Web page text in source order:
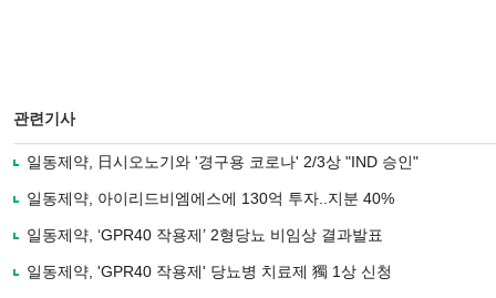
관련기사
일동제약, 日시오노기와 '경구용 코로나' 2/3상 "IND 승인"
일동제약, 아이리드비엠에스에 130억 투자..지분 40%
일동제약, ‘GPR40 작용제’ 2형당뇨 비임상 결과발표
일동제약, 'GPR40 작용제' 당뇨병 치료제 獨 1상 신청